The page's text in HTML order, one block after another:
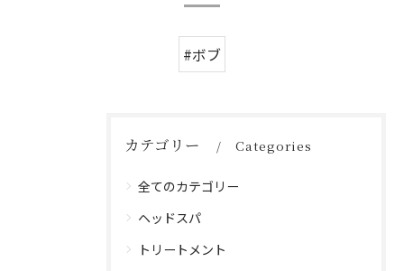
#ボブ
カテゴリー Categories
全てのカテゴリー
ヘッドスパ
トリートメント